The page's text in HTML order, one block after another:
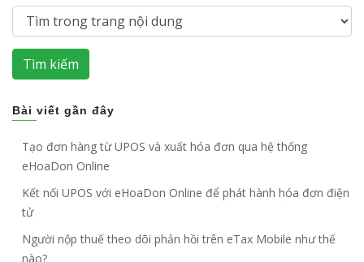
Tìm kiếm
Bài viết gần đây
Tạo đơn hàng từ UPOS và xuất hóa đơn qua hệ thống
eHoaDon Online
Kết nối UPOS với eHoaDon Online để phát hành hóa đơn điện
tử
Người nộp thuế theo dõi phản hồi trên eTax Mobile như thế
nào?